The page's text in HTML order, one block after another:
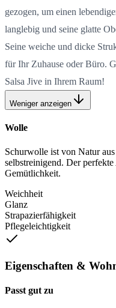
gezogen, um einen
langlebig und seine glatte
Seine weiche und dicke
für Ihr Zuhause oder Büro.
Salsa Jive in Ihrem Raum!
Weniger anzeigen
Wolle
Schurwolle ist von Natur
selbstreinigend. Der
Gemütlichkeit.
Weichheit
Glanz
Strapazierfähigkeit
Pflegeleichtigkeit
Eigenschaften &
Passt gut zu